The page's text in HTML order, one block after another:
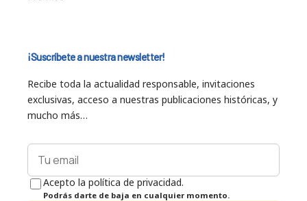
¡Suscríbete a nuestra newsletter!
Recibe toda la actualidad responsable, invitaciones
exclusivas, acceso a nuestras publicaciones históricas, y
mucho más…
Acepto la política de privacidad.
Podrás darte de baja en cualquier momento.